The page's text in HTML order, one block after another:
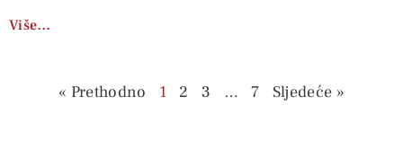
Više…
« Prethodno 1 2 3 … 7 Sljedeće »